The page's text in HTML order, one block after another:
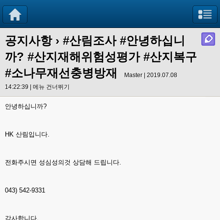
공지사항› #산림조사 #안녕하십니
까? #산지재해위험성평가 #산지복구
#소나무재선충병방재
Master | 2019.07.08
14:22:39 | 메뉴 건너뛰기
안녕하십니까?
HK 산림입니다.
전화주시면 성심성의것 상담해 드립니다.
043) 542-9331
감사합니다.